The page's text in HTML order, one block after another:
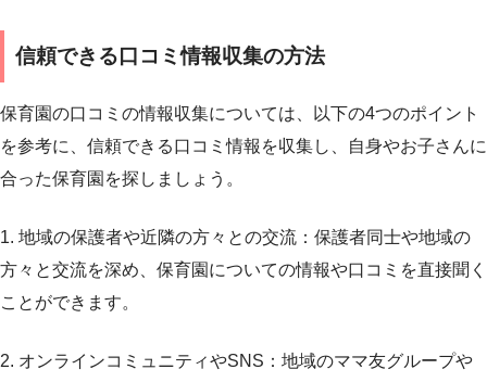
信頼できる口コミ情報収集の方法
保育園の口コミの情報収集については、以下の4つのポイント
を参考に、信頼できる口コミ情報を収集し、自身やお子さんに
合った保育園を探しましょう。
1. 地域の保護者や近隣の方々との交流：保護者同士や地域の
方々と交流を深め、保育園についての情報や口コミを直接聞く
ことができます。
2. オンラインコミュニティやSNS：地域のママ友グループや